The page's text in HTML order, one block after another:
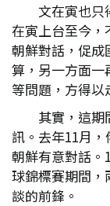
文在寅也只
在寅上台至今，
朝鮮對話，促成
算，另一方面一
等問題，方得以
其實，這期
訊。去年11月
朝鮮有意對話。
球錦標賽期間，
談的前鋒。